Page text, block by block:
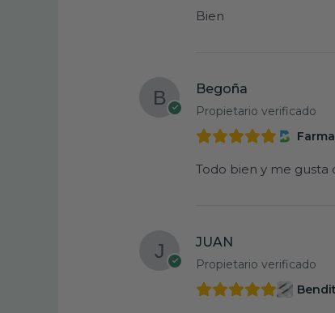
Bien
Begoña
Propietario verificado
Todo bien y me gusta
JUAN
Propietario verificado